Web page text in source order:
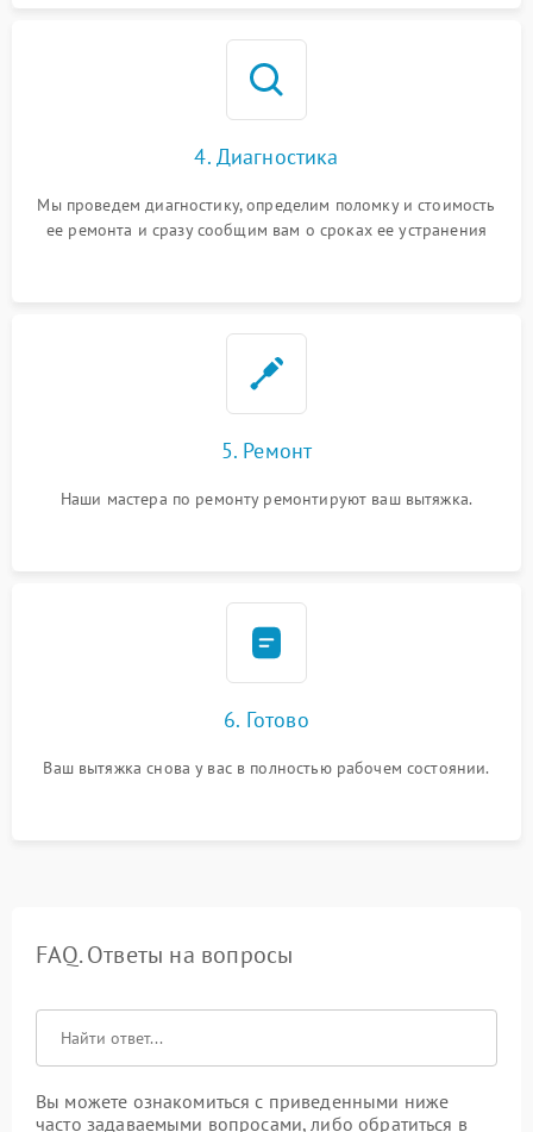
4. Диагностика
Мы проведем диагностику, определим поломку и стоимость
ее ремонта и сразу сообщим вам о сроках ее устранения
5. Ремонт
Наши мастера по ремонту ремонтируют ваш вытяжка.
6. Готово
Ваш вытяжка снова у вас в полностью рабочем состоянии.
FAQ. Ответы на вопросы
Вы можете ознакомиться с приведенными ниже
часто задаваемыми вопросами, либо обратиться в